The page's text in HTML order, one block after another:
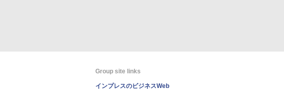
Group site links
インプレスのビジネスWeb